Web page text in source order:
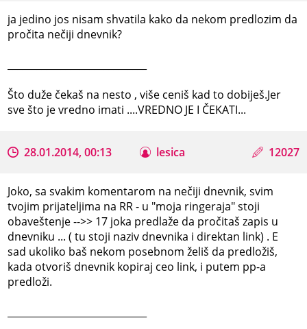
ja jedino jos nisam shvatila kako da nekom predlozim da
pročita nečiji dnevnik?
Što duže čekaš na nesto , više ceniš kad to dobiješ.Jer
sve što je vredno imati ....VREDNO JE I ČEKATI...
28.01.2014, 00:13 lesica 12027
Joko, sa svakim komentarom na nečiji dnevnik, svim
tvojim prijateljima na RR - u "moja ringeraja" stoji
obaveštenje -->> 17 joka predlaže da pročitaš zapis u
dnevniku ... ( tu stoji naziv dnevnika i direktan link) . E
sad ukoliko baš nekom posebnom želiš da predložiš,
kada otvoriš dnevnik kopiraj ceo link, i putem pp-a
predloži.